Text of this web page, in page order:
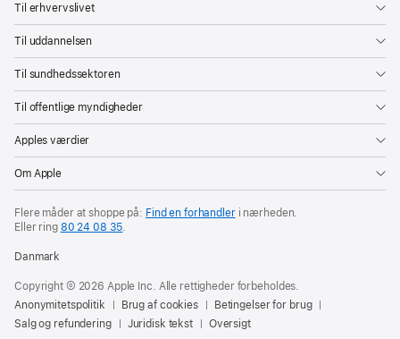
Til erhvervslivet
Til uddannelsen
Til sundhedssektoren
Til offentlige myndigheder
Apples værdier
Om Apple
Flere måder at shoppe på: Find en forhandleri nærheden.
Eller ring 80 24 08 35
Danmark
Copyright © 2026 Apple Inc. Alle rettigheder forbeholdes.
Anonymitetspolitik
Brug af cookies
Betingelser for brug
Salg og refundering
Juridisk tekst Oversigt